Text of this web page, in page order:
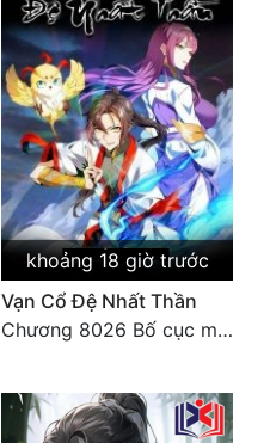
khoảng 18 giờ trước
Vạn Cổ Đệ Nhất Thần
Chương 8026 Bố cục mới